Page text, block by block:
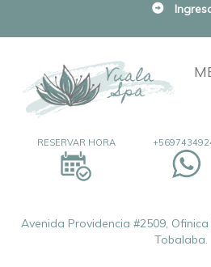
RESERVAR HORA
Avenida Providencia #2509,
Tobalaba.